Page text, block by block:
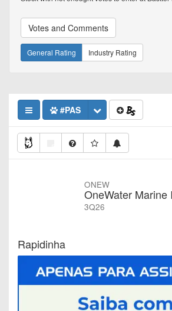
Votes and Comments
General Rating Industry Rating
#PAS
ONEW
OneWater Marine
3Q26
Rapidinha